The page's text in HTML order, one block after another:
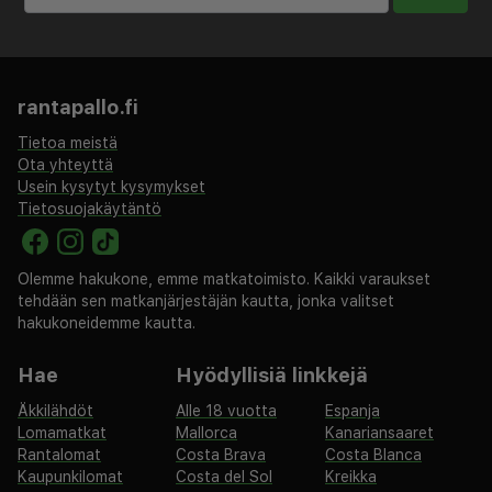
ilmoittamat maksut.
Kansallisten määräysten vuoksi käteismaksut eivät voi
majoituspaikassa. Saat lisätietoja asiasta ottamalla
yhteyttä majoituspaikkaan varausvahvistuksessa
olevien tietojen avulla.
Asiakkaat voivat järjestää lemmikkien majoituksen
ottamalla yhteyttä suoraan majoituspaikkaan
käyttämällä varausvahvistuksessa olevia yhteystietoja.
Majoituspaikka siivotaan ammattimaisesti.
rantapallo.fi
Tietoa meistä
Ota yhteyttä
Usein kysytyt kysymykset
Tietosuojakäytäntö
Olemme hakukone, emme matkatoimisto. Kaikki varaukset
tehdään sen matkanjärjestäjän kautta, jonka valitset
hakukoneidemme kautta.
Hae
Äkkilähdöt
Lomamatkat
Rantalomat
Kaupunkilomat
Hyödyllisiä linkkejä
Alle 18 vuotta
Espanja
Mallorca
Kanariansaaret
Costa Brava
Costa Blanca
Costa del Sol
Kreikka